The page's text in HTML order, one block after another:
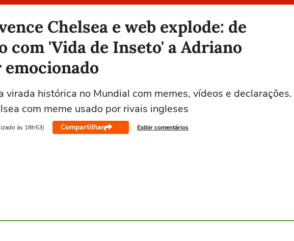
Chelsea e web explode: de
com 'Vida de Inseto' a Adriano
virada histórica no Mundial com memes, vídeos e declarações.
com meme usado por rivais ingleses
às 18h53) Compartilhar Exibir comentários